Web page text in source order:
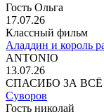
Гость Ольга
17.07.26
Классный фильм
Аладдин и король
ANTONIO
13.07.26
СПАСИБО ЗА ВСЁ
Суворов
Гость николай